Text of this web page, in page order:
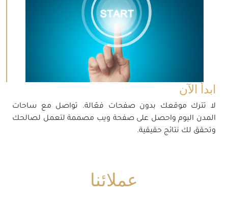
ابدأ الآن
لا تترك موقعك بدون صفحات فعّالة. تواصل مع ساحات
المدن اليوم واحصل على صفحة ويب مصممة لتعمل لصالحك
وتحقق لك نتائج حقيقية.
عملائنا